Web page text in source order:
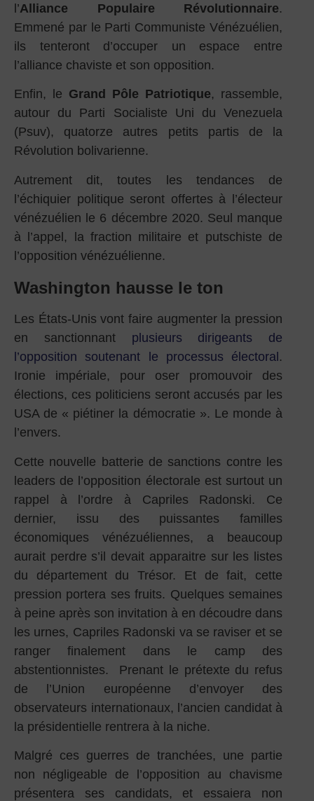
l’Alliance Populaire Révolutionnaire.
Emmené par le Parti Communiste Vénézuélien,
ils tenteront d’occuper un espace entre
l’alliance chaviste et son opposition.
Enfin, le Grand Pôle Patriotique, rassemble,
autour du Parti Socialiste Uni du Venezuela
(Psuv), quatorze autres petits partis de la
Révolution bolivarienne.
Autrement dit, toutes les tendances de
l’échiquier politique seront offertes à l’électeur
vénézuélien le 6 décembre 2020. Seul manque
à l’appel, la fraction militaire et putschiste de
l’opposition vénézuélienne.
Washington hausse le ton
Les États-Unis vont faire augmenter la pression
en sanctionnant plusieurs dirigeants de
l’opposition soutenant le processus électoral .
Ironie impériale, pour oser promouvoir des
élections, ces politiciens seront accusés par les
USA de « piétiner la démocratie ». Le monde à
l’envers.
Cette nouvelle batterie de sanctions contre les
leaders de l’opposition électorale est surtout un
rappel à l’ordre à Capriles Radonski. Ce
dernier, issu des puissantes familles
économiques vénézuéliennes, a beaucoup
aurait perdre s’il devait apparaitre sur les listes
du département du Trésor. Et de fait, cette
pression portera ses fruits. Quelques semaines
à peine après son invitation à en découdre dans
les urnes, Capriles Radonski va se raviser et se
ranger finalement dans le camp des
abstentionnistes. Prenant le prétexte du refus
de l’Union européenne d’envoyer des
observateurs internationaux, l’ancien candidat à
la présidentielle rentrera à la niche.
Malgré ces guerres de tranchées, une partie
non négligeable de l’opposition au chavisme
présentera ses candidats, et essaiera non